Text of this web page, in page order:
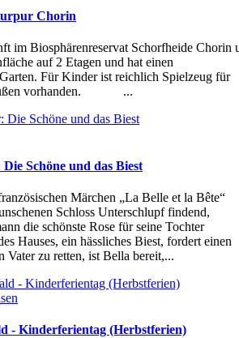
Chorin
im Biosphärenreservat Schorfheide Chorin
auf 2 Etagen und hat einen
Für Kinder ist reichlich Spielzeug für
vorhanden. ...
Schöne und das Biest
Märchen „La Belle et la Bête“
Schloss Unterschlupf findend,
die schönste Rose für seine Tochter
Hauses, ein hässliches Biest, fordert einen
zu retten, ist Bella bereit,...
- Kinderferientag (Herbstferien)